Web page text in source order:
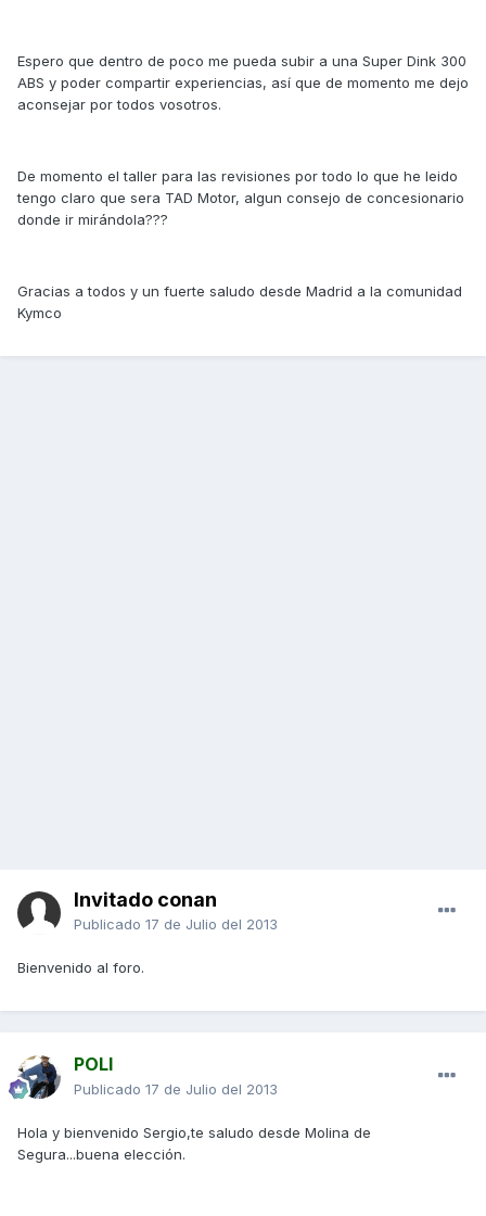
Espero que dentro de poco me pueda subir a una Super Dink 300
ABS y poder compartir experiencias, así que de momento me dejo
aconsejar por todos vosotros.
De momento el taller para las revisiones por todo lo que he leido
tengo claro que sera TAD Motor, algun consejo de concesionario
donde ir mirándola???
Gracias a todos y un fuerte saludo desde Madrid a la comunidad
Kymco
Invitado conan
Publicado 17 de Julio del 2013
Bienvenido al foro.
POLI
Publicado 17 de Julio del 2013
Hola y bienvenido Sergio,te saludo desde Molina de
Segura...buena elección.